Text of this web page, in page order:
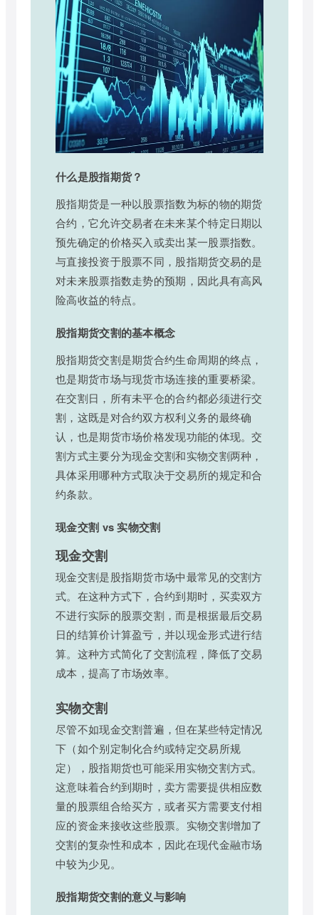
什么是股指期货？
股指期货是一种以股票指数为标的物的期货
合约，它允许交易者在未来某个特定日期以
预先确定的价格买入或卖出某一股票指数。
与直接投资于股票不同，股指期货交易的是
对未来股票指数走势的预期，因此具有高风
险高收益的特点。
股指期货交割的基本概念
股指期货交割是期货合约生命周期的终点，
也是期货市场与现货市场连接的重要桥梁。
在交割日，所有未平仓的合约都必须进行交
割，这既是对合约双方权利义务的最终确
认，也是期货市场价格发现功能的体现。交
割方式主要分为现金交割和实物交割两种，
具体采用哪种方式取决于交易所的规定和合
约条款。
现金交割 vs 实物交割
现金交割
现金交割是股指期货市场中最常见的交割方
式。在这种方式下，合约到期时，买卖双方
不进行实际的股票交割，而是根据最后交易
日的结算价计算盈亏，并以现金形式进行结
算。这种方式简化了交割流程，降低了交易
成本，提高了市场效率。
实物交割
尽管不如现金交割普遍，但在某些特定情况
下（如个别定制化合约或特定交易所规
定），股指期货也可能采用实物交割方式。
这意味着合约到期时，卖方需要提供相应数
量的股票组合给买方，或者买方需要支付相
应的资金来接收这些股票。实物交割增加了
交割的复杂性和成本，因此在现代金融市场
中较为少见。
股指期货交割的意义与影响